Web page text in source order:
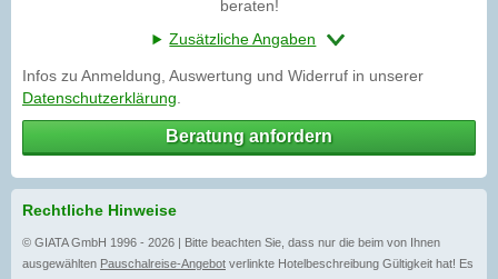
beraten!
Zusätzliche Angaben
Infos zu Anmeldung, Auswertung und Widerruf in unserer
Datenschutzerklärung
Beratung anfordern
Rechtliche Hinweise
© GIATA GmbH 1996 - 2026 | Bitte beachten Sie, dass nur die beim von Ihnen
ausgewählten Pauschalreise-Angebot verlinkte Hotelbeschreibung Gültigkeit hat! Es